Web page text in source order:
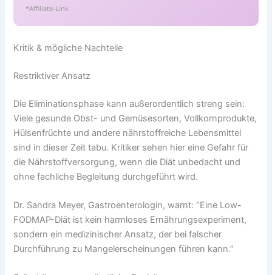
*Affiliate-Link
Kritik & mögliche Nachteile
Restriktiver Ansatz
Die Eliminationsphase kann außerordentlich streng sein:
Viele gesunde Obst- und Gemüsesorten, Vollkornprodukte,
Hülsenfrüchte und andere nährstoffreiche Lebensmittel
sind in dieser Zeit tabu. Kritiker sehen hier eine Gefahr für
die Nährstoffversorgung, wenn die Diät unbedacht und
ohne fachliche Begleitung durchgeführt wird.
Dr. Sandra Meyer, Gastroenterologin, warnt: “Eine Low-
FODMAP-Diät ist kein harmloses Ernährungsexperiment,
sondern ein medizinischer Ansatz, der bei falscher
Durchführung zu Mangelerscheinungen führen kann.”